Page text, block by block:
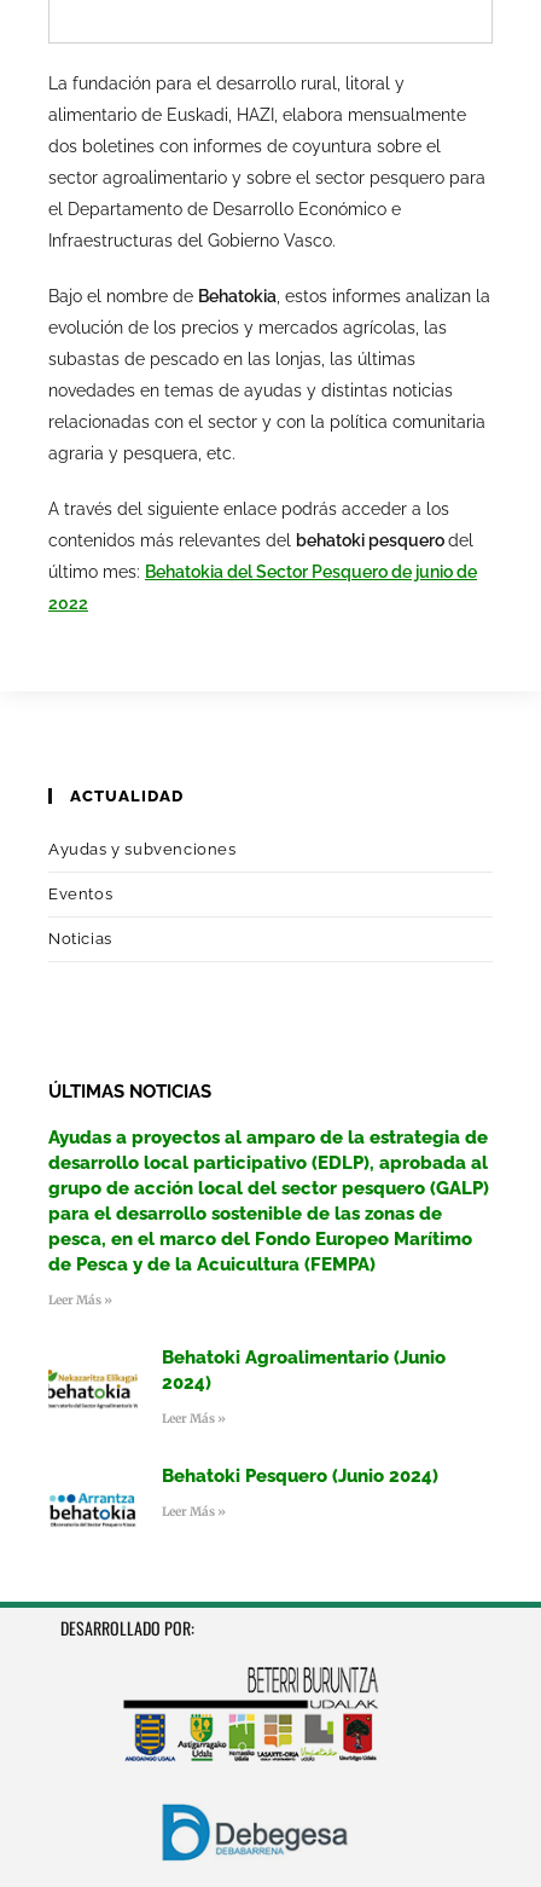
La fundación para el desarrollo rural, litoral y
alimentario de Euskadi, HAZI, elabora mensualmente
dos boletines con informes de coyuntura sobre el
sector agroalimentario y sobre el sector pesquero para
el Departamento de Desarrollo Económico e
Infraestructuras del Gobierno Vasco.
Bajo el nombre de Behatokia, estos informes analizan la
evolución de los precios y mercados agrícolas, las
subastas de pescado en las lonjas, las últimas
novedades en temas de ayudas y distintas noticias
relacionadas con el sector y con la política comunitaria
agraria y pesquera, etc.
A través del siguiente enlace podrás acceder a los
contenidos más relevantes del behatoki pesquerodel
último mes: Behatokia del Sector Pesquero de junio de
2022
ACTUALIDAD
Ayudas y subvenciones
Eventos
Noticias
ÚLTIMAS NOTICIAS
Ayudas a proyectos al amparo de la estrategia de
desarrollo local participativo (EDLP), aprobada al
grupo de acción local del sector pesquero (GALP)
para el desarrollo sostenible de las zonas de
pesca, en el marco del Fondo Europeo Marítimo
de Pesca y de la Acuicultura (FEMPA)
Leer Más »
Behatoki Agroalimentario (Junio
2024)
Leer Más »
Behatoki Pesquero (Junio 2024)
Leer Más »
DESARROLLADO POR: